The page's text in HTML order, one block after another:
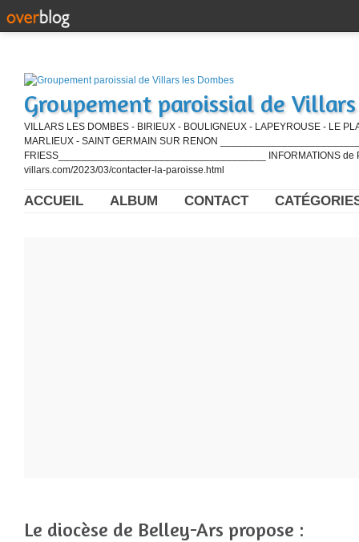
Groupement paroissial de
VILLARS LES DOMBES - BIRIEUX - BOULIGNEUX - LAPEYROUSE - LE
MARLIEUX - SAINT GERMAIN SUR RENON
FRIESS_____________________________________ INFORMATIONS de
villars.com/2023/03/contacter-la-paroisse.html
ACCUEIL ALBUM CONTACT
Le diocèse de Belley-Ars propose :